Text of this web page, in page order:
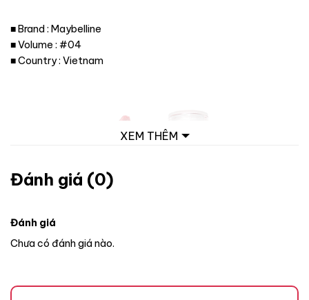
■ Brand : Maybelline
■ Volume : #04
■ Country : Vietnam
XEM THÊM
Đánh giá (0)
Đánh giá
Chưa có đánh giá nào.